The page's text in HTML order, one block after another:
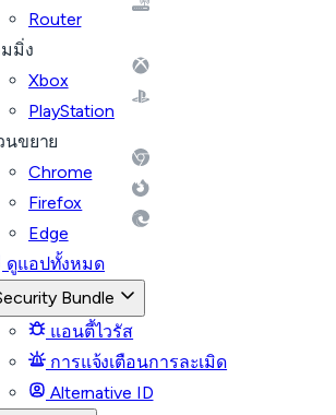
Router
มมิ่ง
Xbox
PlayStation
นขยาย
Chrome
Firefox
Edge
ดูแอปทั้งหมด
Bundle
แอนตี้ไวรัส
การแจ้งเตือนการละเมิด
Alternative ID